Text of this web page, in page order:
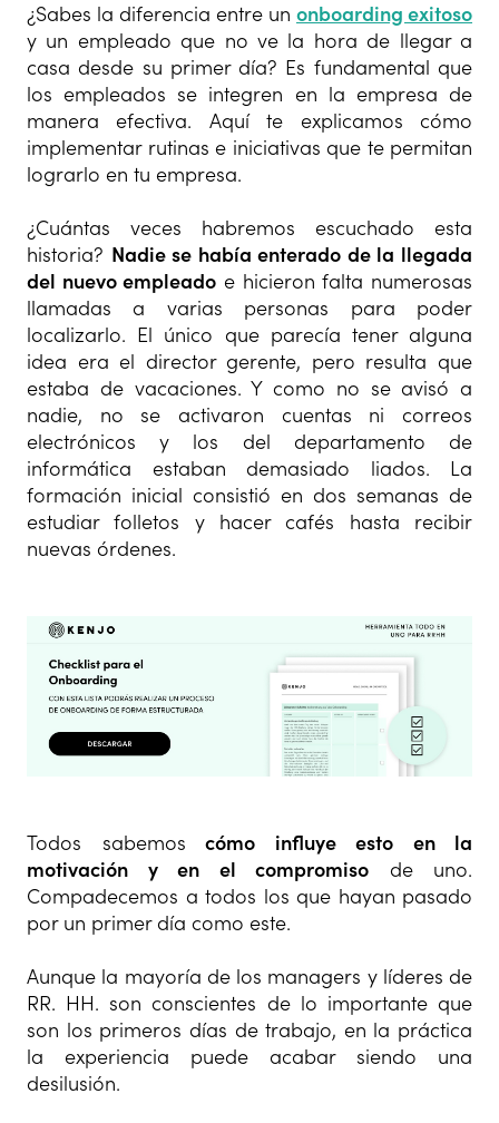
¿Sabes la diferencia entre un onboarding exitoso
y un empleado que no ve la hora de llegar a
casa desde su primer día? Es fundamental que
los empleados se integren en la empresa de
manera efectiva. Aquí te explicamos cómo
implementar rutinas e iniciativas que te permitan
lograrlo en tu empresa.
¿Cuántas veces habremos escuchado esta
historia? Nadie se había enterado de la llegada
del nuevo empleado e hicieron falta numerosas
llamadas a varias personas para poder
localizarlo. El único que parecía tener alguna
idea era el director gerente, pero resulta que
estaba de vacaciones. Y como no se avisó a
nadie, no se activaron cuentas ni correos
electrónicos y los del departamento de
informática estaban demasiado liados. La
formación inicial consistió en dos semanas de
estudiar folletos y hacer cafés hasta recibir
nuevas órdenes.
Todos sabemos cómo influye esto en la
motivación y en el compromiso de uno.
Compadecemos a todos los que hayan pasado
por un primer día como este.
Aunque la mayoría de los managers y líderes de
RR. HH. son conscientes de lo importante que
son los primeros días de trabajo, en la práctica
la experiencia puede acabar siendo una
desilusión.